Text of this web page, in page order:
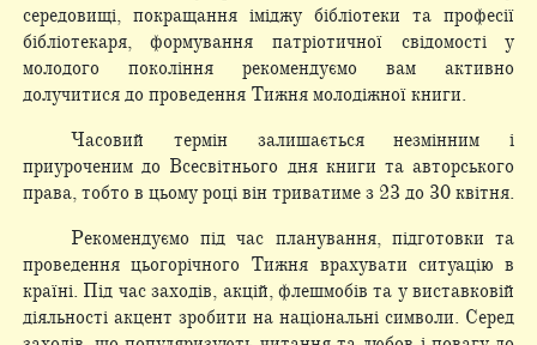
середовищі, покращання іміджу бібліотеки та професії
бібліотекаря, формування патріотичної свідомості у
молодого покоління рекомендуємо вам активно
долучитися до проведення Тижня молодіжної книги.
Часовий термін залишається незмінним і
приуроченим до Всесвітнього дня книги та авторського
права, тобто в цьому році він триватиме з 23 до 30 квітня.
Рекомендуємо під час планування, підготовки та
проведення цьогорічного Тижня врахувати ситуацію в
країні. Під час заходів, акцій, флешмобів та у виставковій
діяльності акцент зробити на національні символи. Серед